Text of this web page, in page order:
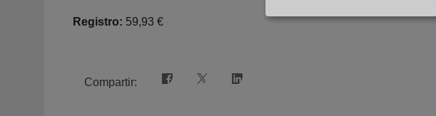
Registro: 59,93 €
Compartir: